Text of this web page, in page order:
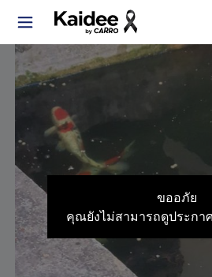
ขออภัย
คุณยังไม่สามารถดูประก